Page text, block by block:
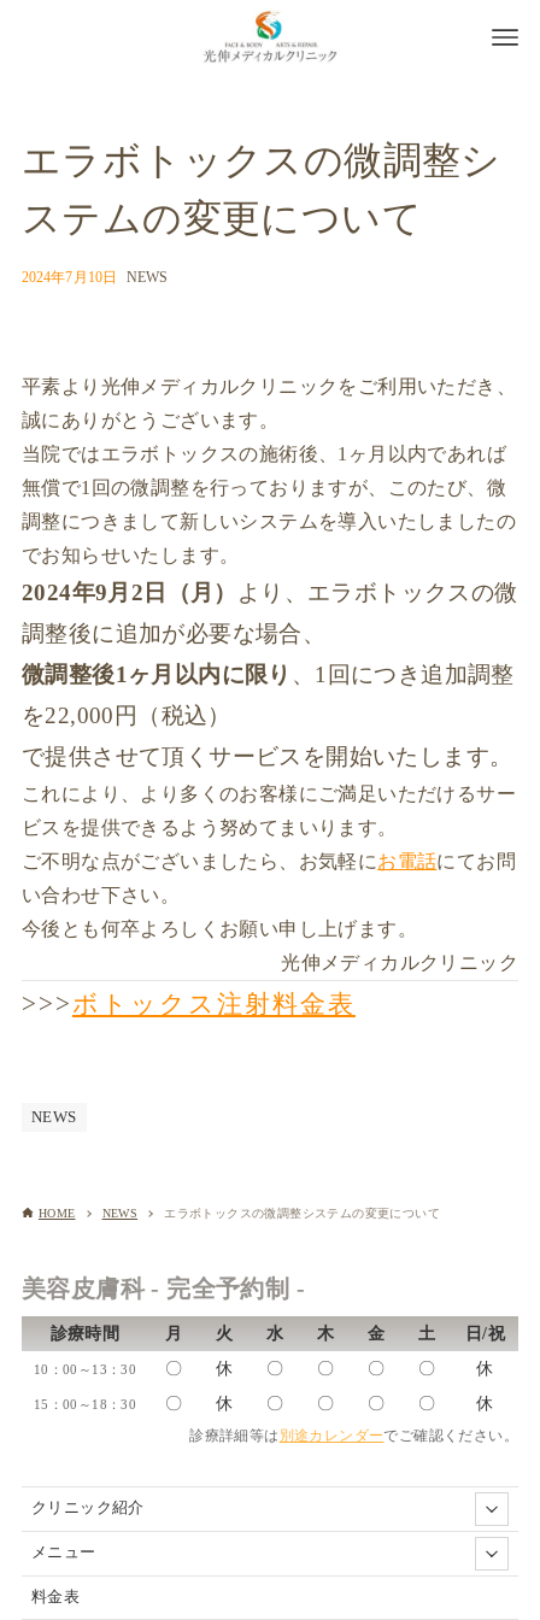
エラボトックスの微調整シ
ステムの変更について
2024年7月10日 NEWS
平素より光伸メディカルクリニックをご利用いただき、
誠にありがとうございます。
当院ではエラボトックスの施術後、1ヶ月以内であれば
無償で1回の微調整を行っておりますが、このたび、微
調整につきまして新しいシステムを導入いたしましたの
でお知らせいたします。
2024年9月2日（月）
より、エラボトックスの微
調整後に追加が必要な場合、
微調整後1ヶ月以内に限り 、1回につき追加調整
を22,000円（税込）
で提供させて頂くサービスを開始いたします。
これにより、より多くのお客様にご満足いただけるサー
ビスを提供できるよう努めてまいります。
ご不明な点がございましたら、お気軽にお電話にてお問
い合わせ下さい。
今後とも何卒よろしくお願い申し上げます。
光伸メディカルクリニック
>>>ボトックス注射料金表
NEWS
HOME NEWS エラボトックスの微調整システムの変更について
美容皮膚科 - 完全予約制 -
診療時間 月 火 水 木 金 土 日/祝
10：00～13：30 〇 休 〇 〇 〇 〇 休
15：00～18：30 〇 休 〇 〇 〇 〇 休
診療詳細等は 別途カレンダーでご確認ください。
クリニック紹介
メニュー
料金表